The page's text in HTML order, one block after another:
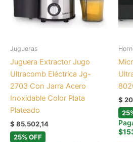
Jugueras
Juguera Extractor Jugo
Ultracomb Eléctrica Jg-
2703 Con Jarra Acero
Inoxidable Color Plata
Plateado
$ 85.502,14
25% OFF
$